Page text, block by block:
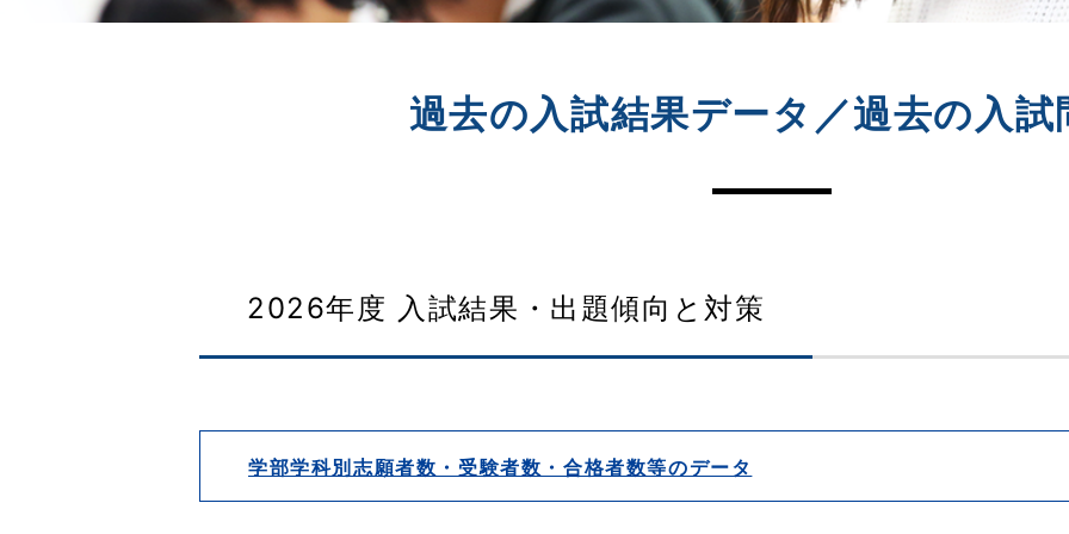
過去の入試結果データ／過去の入試
2026年度 入試結果・出題傾向と対策
学部学科別志願者数・受験者数・合格者数等のデータ